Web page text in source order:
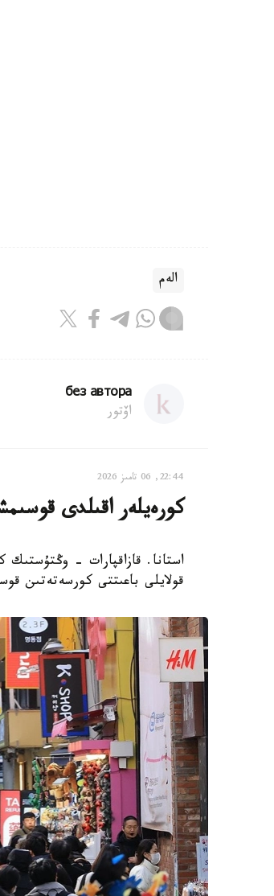
الەم
без автора
اۆتور
22:44, 06 تامىز 2026
كورەيلەر اقىلدى
استانا. قازاقپارات - وڭتۇستىك
قولايلى باعىتتى كورسەتەتىن